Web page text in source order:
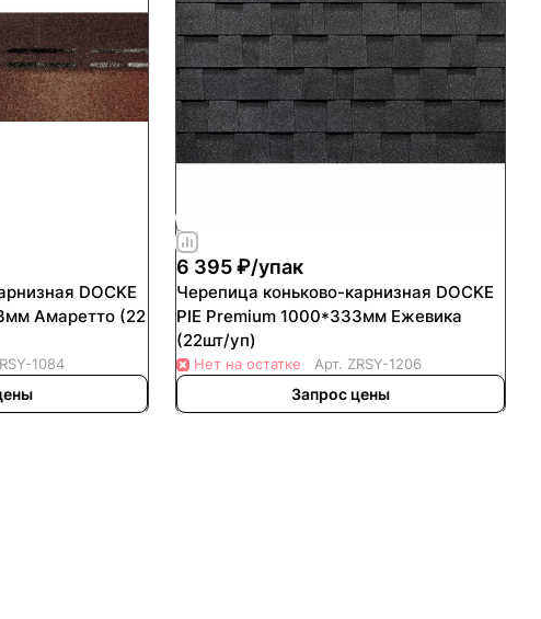
DOCKE
Амаретто (22
1084
6 395 ₽/упак
Черепица коньково-карнизная DOCKE
PIE Premium 1000*333мм Ежевика
(22шт/уп)
Нет на остатке Арт. ZRSY-1206
Запрос цены